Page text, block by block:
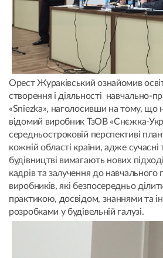
Орест Жураківський ознайомив
створення і діяльності навчально-
«Sniezka», наголосивши на тому, що
відомий виробник ТзОВ «Снєжка-
середньостроковій перспективі
кожній області країни, адже сучасні
будівництві вимагають нових
кадрів та залучення до навчального
виробників, які безпосередньо
практикою, досвідом, знаннями та
розробками у будівельній галузі.